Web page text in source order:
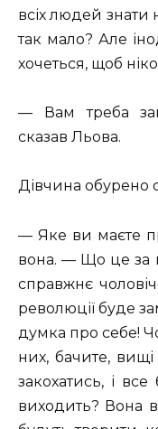
всіх людей
так мало? Але
хочеться, щоб
— Вам треба
сказав Льова.
Дівчина обурено
— Яке ви маєте
вона. — Що це за
справжнє
революції буде
думка про себе!
них, бачите,
закохатись, і
виходить? Вона